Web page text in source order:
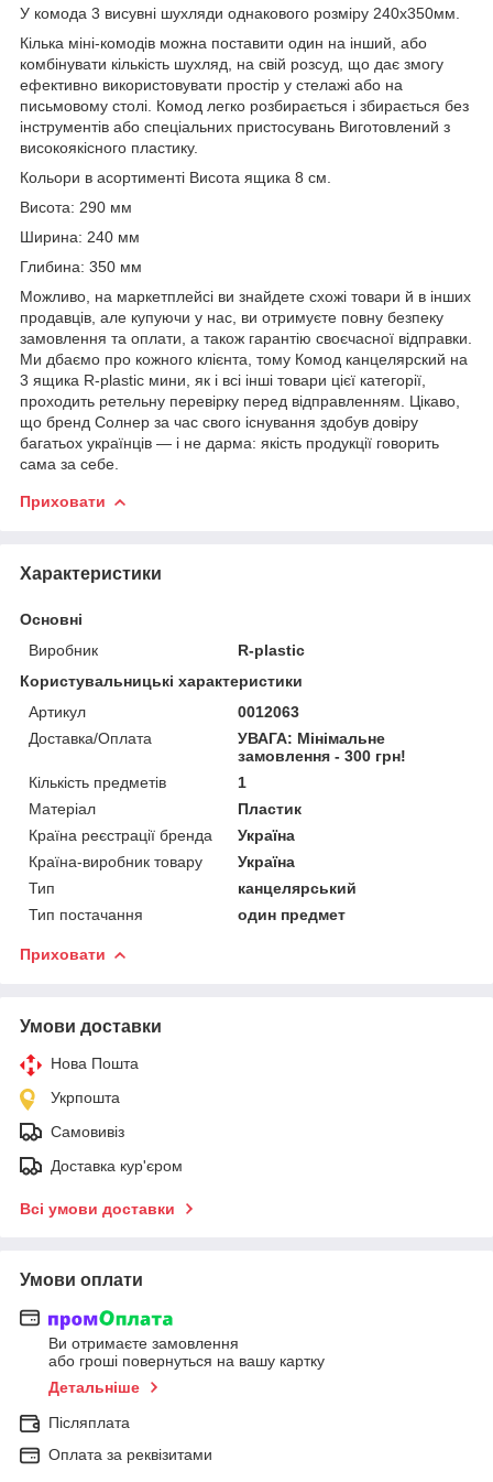
У комода 3 висувні шухляди однакового розміру 240х350мм.
Кілька міні-комодів можна поставити один на інший, або
комбінувати кількість шухляд, на свій розсуд, що дає змогу
ефективно використовувати простір у стелажі або на
письмовому столі. Комод легко розбирається і збирається без
інструментів або спеціальних пристосувань Виготовлений з
високоякісного пластику.
Кольори в асортименті Висота ящика 8 см.
Висота: 290 мм
Ширина: 240 мм
Глибина: 350 мм
Можливо, на маркетплейсі ви знайдете схожі товари й в інших
продавців, але купуючи у нас, ви отримуєте повну безпеку
замовлення та оплати, а також гарантію своєчасної відправки.
Ми дбаємо про кожного клієнта, тому Комод канцелярский на
3 ящика R-plastic мини, як і всі інші товари цієї категорії,
проходить ретельну перевірку перед відправленням. Цікаво,
що бренд Солнер за час свого існування здобув довіру
багатьох українців — і не дарма: якість продукції говорить
сама за себе.
Приховати
Характеристики
Основні
Виробник
R-plastic
Користувальницькі характеристики
Артикул
0012063
Доставка/Оплата
УВАГА: Мінімальне
замовлення - 300 грн!
Кількість предметів
1
Матеріал
Пластик
Країна реєстрації бренда
Україна
Країна-виробник товару
Україна
Тип
канцелярський
Тип постачання
один предмет
Приховати
Умови доставки
Нова Пошта
Укрпошта
Самовивіз
Доставка кур'єром
Всі умови доставки
Умови оплати
Ви отримаєте замовлення
або гроші повернуться на вашу картку
Детальніше
Післяплата
Оплата за реквізитами